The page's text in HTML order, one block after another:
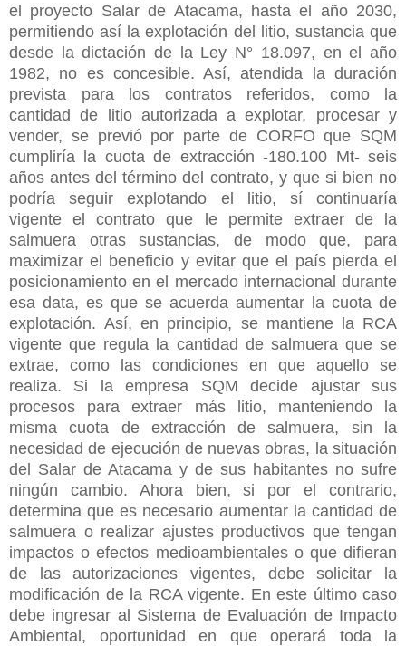
el proyecto Salar de Atacama, hasta el año 2030,
permitiendo así la explotación del litio, sustancia que
desde la dictación de la Ley N° 18.097, en el año
1982, no es concesible. Así, atendida la duración
prevista para los contratos referidos, como la
cantidad de litio autorizada a explotar, procesar y
vender, se previó por parte de CORFO que SQM
cumpliría la cuota de extracción -180.100 Mt- seis
años antes del término del contrato, y que si bien no
podría seguir explotando el litio, sí continuaría
vigente el contrato que le permite extraer de la
salmuera otras sustancias, de modo que, para
maximizar el beneficio y evitar que el país pierda el
posicionamiento en el mercado internacional durante
esa data, es que se acuerda aumentar la cuota de
explotación.Así, en principio, se mantiene la RCA
vigente que regula la cantidad de salmuera que se
extrae, como las condiciones en que aquello se
realiza. Si la empresa SQM decide ajustar sus
procesos para extraer más litio, manteniendo la
misma cuota de extracción de salmuera, sin la
necesidad de ejecución de nuevas obras, la situación
del Salar de Atacama y de sus habitantes no sufre
ningún cambio. Ahora bien, si por el contrario,
determina que es necesario aumentar la cantidad de
salmuera o realizar ajustes productivos que tengan
impactos o efectos medioambientales o que difieran
de las autorizaciones vigentes, debe solicitar la
modificación de la RCA vigente. En este último caso
debe ingresar al Sistema de Evaluación de Impacto
Ambiental, oportunidad en que operará toda la